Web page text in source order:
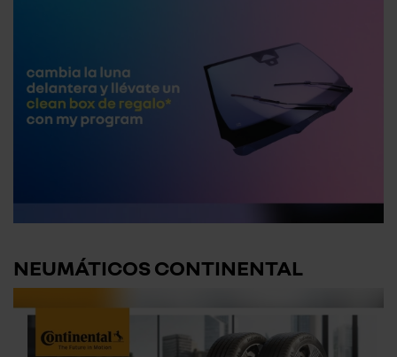
NEUMÁTICOS CONTINENTAL